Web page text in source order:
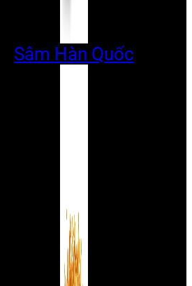
Sâm Hàn Quốc